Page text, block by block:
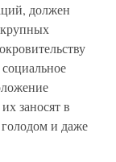
должен
заносят в
и даже